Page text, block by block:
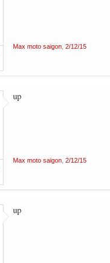
Max moto saigon 2/12/15
up
Max moto saigon 2/12/15
up